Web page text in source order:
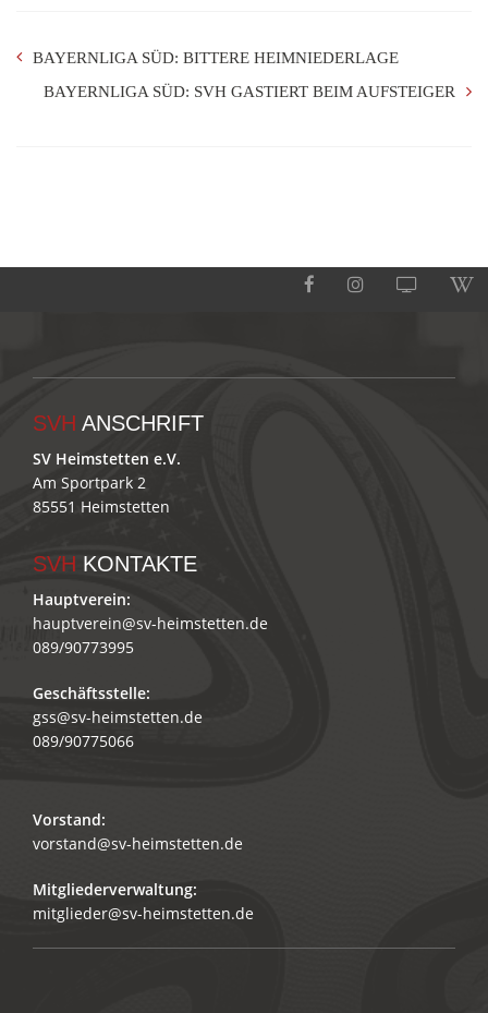
BAYERNLIGA SÜD: BITTERE HEIMNIEDERLAGE
BAYERNLIGA SÜD: SVH GASTIERT BEIM AUFSTEIGER
SVH ANSCHRIFT
SV Heimstetten e.V.
Am Sportpark 2
85551 Heimstetten
SVH KONTAKTE
Hauptverein:
hauptverein@sv-heimstetten.de
089/90773995
Geschäftsstelle:
gss@sv-heimstetten.de
089/90775066
Vorstand:
vorstand@sv-heimstetten.de
Mitgliederverwaltung:
mitglieder@sv-heimstetten.de